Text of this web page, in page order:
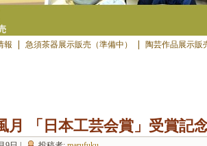
報 急須茶器展示販売（準備中） 陶芸作品展示販
「日本工芸会賞」受賞記